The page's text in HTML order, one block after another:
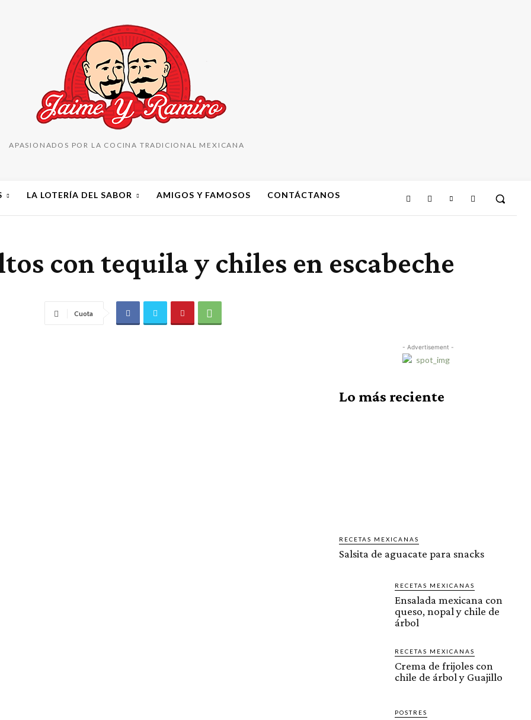
APASIONADOS POR LA COCINA TRADICIONAL MEXICANA
LA LOTERÍA DEL SABOR AMIGOS Y FAMOSOS CONTÁCTANOS
con tequila y chiles en escabeche
Cuota
- Advertisement -
Lo más reciente
RECETAS MEXICANAS
Salsita de aguacate para snacks
RECETAS MEXICANAS
Ensalada mexicana con
queso, nopal y chile de
árbol
RECETAS MEXICANAS
Crema de frijoles con
chile de árbol y Guajillo
POSTRES